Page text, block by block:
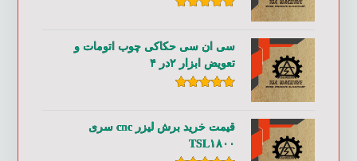
سی ان سی حکاکی چوب اتومات و
تعویض ابزار ۲در ۴
قیمت خرید برش لیزر cnc سری
TSL۱۸۰۰